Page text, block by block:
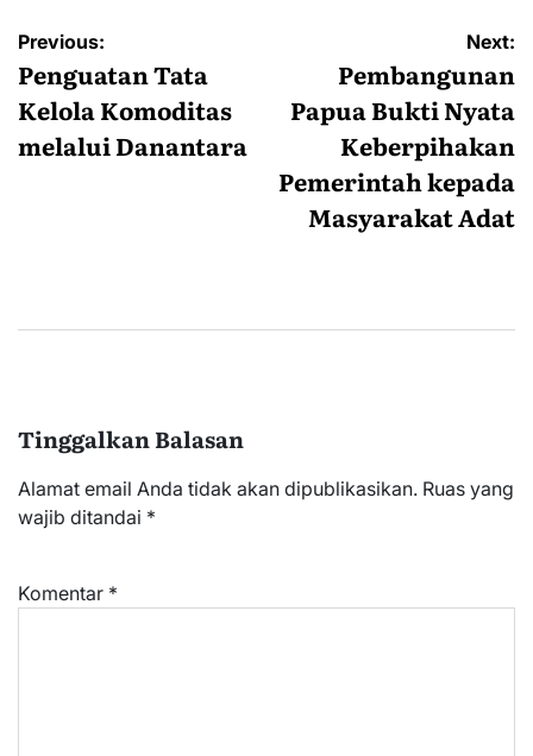
Navigasi
pos
Previous:
Penguatan Tata
Kelola Komoditas
melalui Danantara
Next:
Pembangunan
Papua Bukti Nyata
Keberpihakan
Pemerintah kepada
Masyarakat Adat
Tinggalkan Balasan
Alamat email Anda tidak akan dipublikasikan. Ruas yang
wajib ditandai *
Komentar *